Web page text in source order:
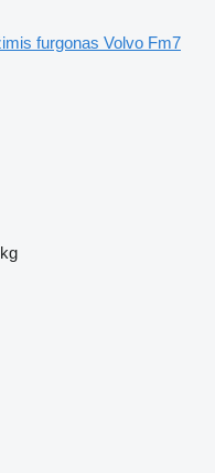
furgonas Volvo Fm7